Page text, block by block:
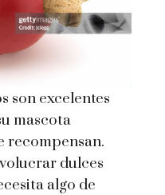
son excelentes
mascota
recompensan.
dulces
algo de